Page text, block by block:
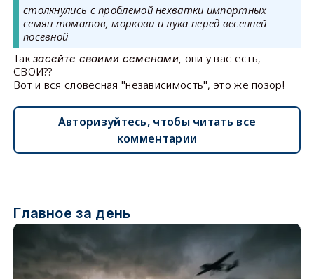
столкнулись с проблемой нехватки импортных
семян томатов, моркови и лука перед весенней
посевной
Такзасейте своими семенами, они у вас есть,
СВОИ??
Вот и вся словесная "независимость", это же позор!
Авторизуйтесь, чтобы читать все
комментарии
Главное за день